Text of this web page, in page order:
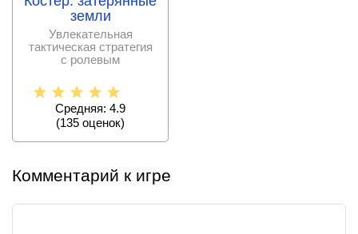
земли
Увлекательная
тактическая стратегия
с ролевым
игроку
Средняя: 4.9
(135 оценок)
Комментарий к игре